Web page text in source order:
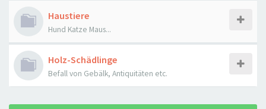
Haustiere
Hund Katze Maus...
Holz-Schädlinge
Befall von Gebälk, Antiquitäten etc.